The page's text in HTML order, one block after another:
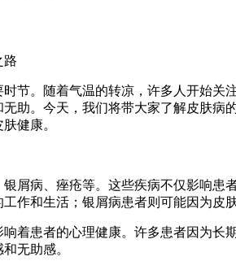
路
节。随着气温的转凉，许多人开始
助。今天，我们将带大家了解皮肤
健康。
屑病、痤疮等。这些疾病不仅影响
作和生活；银屑病患者则可能因为
着患者的心理健康。许多患者因为
无助感。